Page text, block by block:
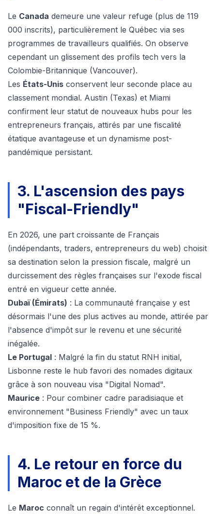
Le Canada demeure une valeur refuge (plus de 119
000 inscrits), particulièrement le Québec via ses
programmes de travailleurs qualifiés. On observe
cependant un glissement des profils tech vers la
Colombie-Britannique (Vancouver).
Les États-Unis conservent leur seconde place au
classement mondial. Austin (Texas) et Miami
confirment leur statut de nouveaux hubs pour les
entrepreneurs français, attirés par une fiscalité
étatique avantageuse et un dynamisme post-
pandémique persistant.
3. L'ascension des pays
"Fiscal-Friendly"
En 2026, une part croissante de Français
(indépendants, traders, entrepreneurs du web) choisit
sa destination selon la pression fiscale, malgré un
durcissement des règles françaises sur l'exode fiscal
entré en vigueur cette année.
Dubaï (Émirats) : La communauté française y est
désormais l'une des plus actives au monde, attirée par
l'absence d'impôt sur le revenu et une sécurité
inégalée.
Le Portugal : Malgré la fin du statut RNH initial,
Lisbonne reste le hub favori des nomades digitaux
grâce à son nouveau visa "Digital Nomad".
Maurice : Pour combiner cadre paradisiaque et
environnement "Business Friendly" avec un taux
d'imposition fixe de 15 %.
4. Le retour en force du
Maroc et de la Grèce
Le Maroc connaît un regain d'intérêt exceptionnel.